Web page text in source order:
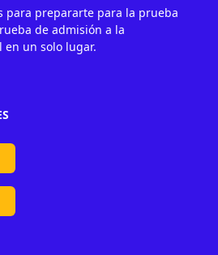
para prepararte para la prueba
de admisión a la
en un solo lugar.